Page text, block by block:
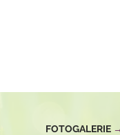
FOTOGALERIE →